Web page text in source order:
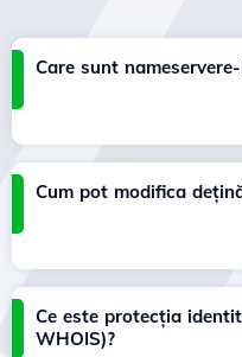
Care sunt
Cum pot modifica
Ce este protecția
WHOIS)?